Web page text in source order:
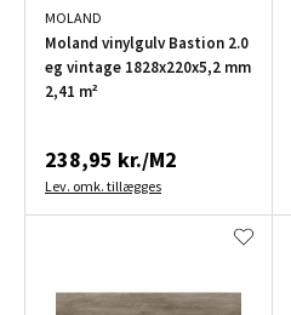
MOLAND
Moland vinylgulv Bastion 2.0
eg vintage 1828x220x5,2 mm
2,41 m²
238,95 kr./M2
Lev. omk. tillægges